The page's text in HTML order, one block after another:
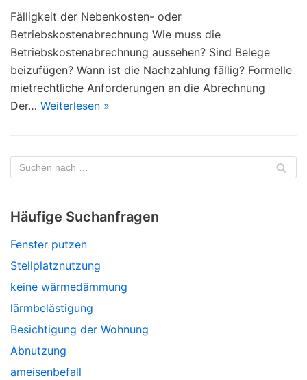
Fälligkeit der Nebenkosten- oder
Betriebskostenabrechnung Wie muss die
Betriebskostenabrechnung aussehen? Sind Belege
beizufügen? Wann ist die Nachzahlung fällig? Formelle
mietrechtliche Anforderungen an die Abrechnung
Der… Weiterlesen »
Häufige Suchanfragen
Fenster putzen
Stellplatznutzung
keine wärmedämmung
lärmbelästigung
Besichtigung der Wohnung
Abnutzung
ameisenbefall